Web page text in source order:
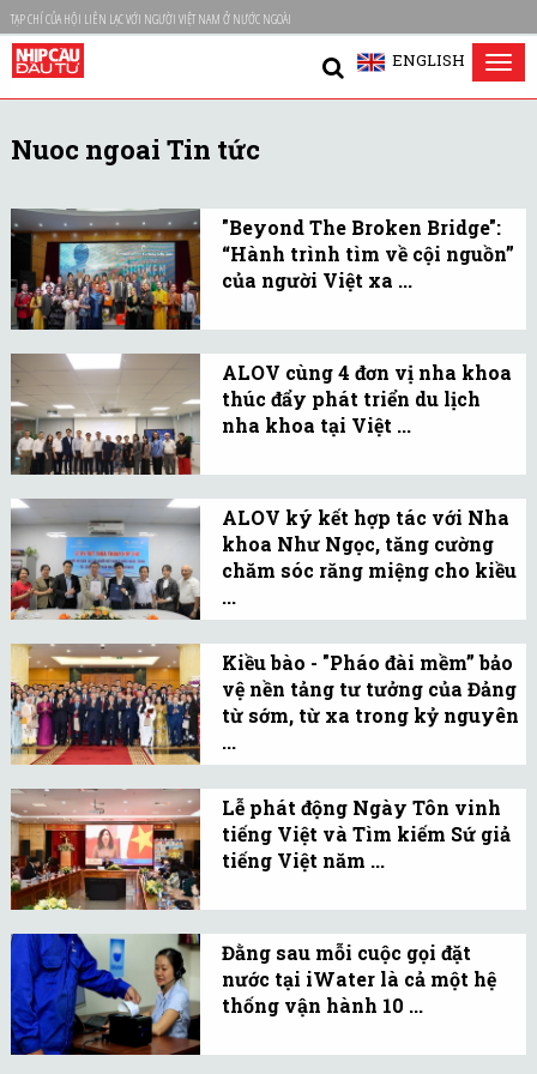
TẠP CHÍ CỦA HỘI LIÊN LẠC VỚI NGƯỜI VIỆT NAM Ở NƯỚC NGOÀI
ENGLISH
Nuoc ngoai Tin tức
"Beyond The Broken Bridge":
“Hành trình tìm về cội nguồn”
của người Việt xa ...
công bố dự án phim điện
ảnh quốc tế "Beyond The
Broken Bridge" – “Hành
trình tìm nguồn cội”.
ALOV cùng 4 đơn vị nha khoa
thúc đẩy phát triển du lịch
nha khoa tại Việt ...
ngoài (ALOV) đã ký kết
thoả thuận hợp tác với 4
đơn vị nha khoa.
ALOV ký kết hợp tác với Nha
khoa Như Ngọc, tăng cường
chăm sóc răng miệng cho kiều
...
Sáng 23/4, Hội Liên lạc
với người Việt Nam ở
nước ngoài (ALOV) ký kết
Biên bản ghi nhớ với
Công ty Cổ phần Nha
khoa Như Ngọc (Nha
khoa Như Ngọc).
Kiều bào - "Pháo đài mềm” bảo
vệ nền tảng tư tưởng của Đảng
từ sớm, từ xa trong kỷ nguyên
...
Kiều bào góp phần xây
dựng “thế trận tư tưởng
từ xa”, bảo vệ nền tảng tư
tưởng của Đảng trong kỷ
nguyên số.
Lễ phát động Ngày Tôn vinh
tiếng Việt và Tìm kiếm Sứ giả
tiếng Việt năm ...
cộng đồng người Việt
Nam ở nước ngoài và Tìm
kiếm Sứ giả tiếng Việt ở
nước ngoài năm 2026.
Đằng sau mỗi cuộc gọi đặt
nước tại iWater là cả một hệ
thống vận hành 10 ...